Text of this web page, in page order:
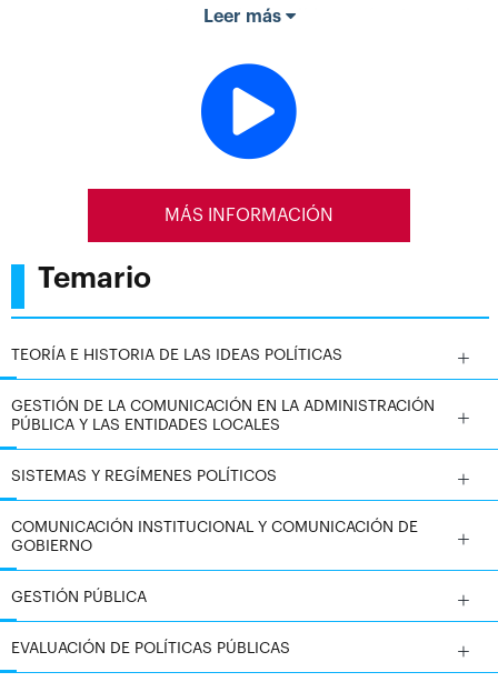
aspectos necesarios para formar líderes efectivos en la
Leer más
MÁS INFORMACIÓN
Temario
TEORÍA E HISTORIA DE LAS IDEAS POLÍTICAS
GESTIÓN DE LA COMUNICACIÓN EN LA ADMINISTRACIÓN
PÚBLICA Y LAS ENTIDADES LOCALES
SISTEMAS Y REGÍMENES POLÍTICOS
COMUNICACIÓN INSTITUCIONAL Y COMUNICACIÓN DE
GOBIERNO
GESTIÓN PÚBLICA
EVALUACIÓN DE POLÍTICAS PÚBLICAS